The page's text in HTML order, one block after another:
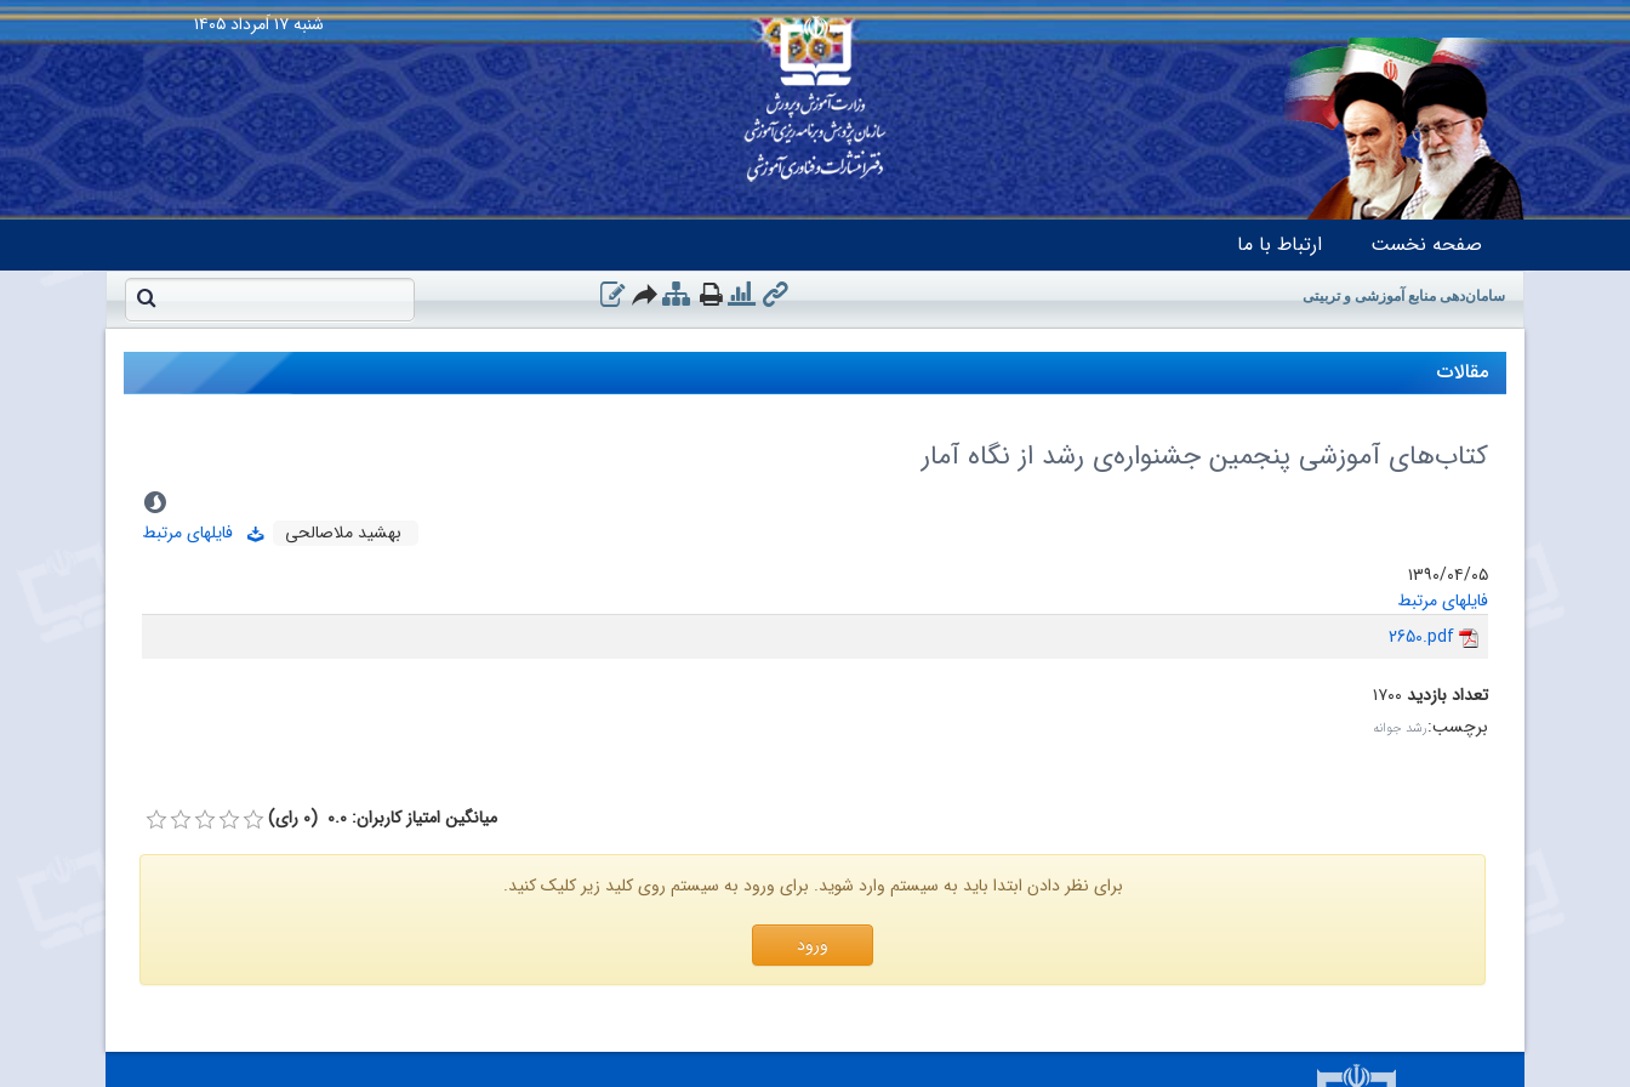
شنبه۱۷ اَمرداد ۱۴۰۵
صفحه نخست ارتباط با ما
سامان‌دهی منابع آموزشی و تربیتی
مقالات
کتاب‌هاى آموزشى پنجمین جشنواره‌ى رشد از نگاه آمار
بهشید ملاصالحى
فایلهای مرتبط
۱۳۹۰/۰۴/۰۵
فایلهای مرتبط
2650.pdf
تعداد بازدید ۱۷۰۰
برچسب:رشد جوانه
میانگین امتیاز کاربران: 0.0 (0 رای)
برای نظر دادن ابتدا باید به سیستم وارد شوید. برای ورود به سیستم روی کلید زیر کلیک کنید.
ورود